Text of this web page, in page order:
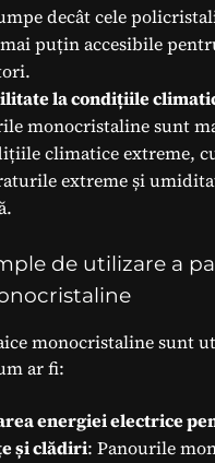
decât cele
puțin accesibile
la condițiile
monocristaline sunt
climatice extreme,
extreme și
de utilizare a
monocristaline sunt
ar fi:
energiei electrice
și clădiri: Panourile